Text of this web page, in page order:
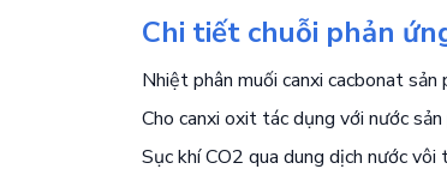
Chi tiết chuỗi phản
Nhiệt phân muối canxi cacbonat
Cho canxi oxit tác dụng với nước
Sục khí CO2 qua dung dịch nước